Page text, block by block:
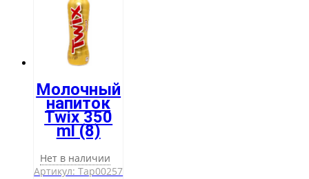
Молочный
напиток
Twix 350
ml (8)
Нет в наличии
Артикул: Тар00257